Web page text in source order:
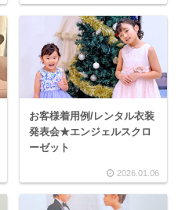
お客様着用例/レンタル衣装
発表会★エンジェルスクロ
ーゼット
2026.01.06